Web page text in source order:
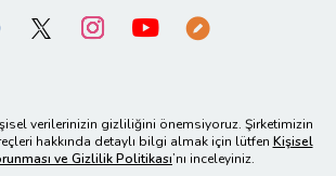
verilerinizin gizliliğini önemsiyoruz. Şirketimizin
hakkında detaylı bilgi almak için lütfen Kişisel
ve Gizlilik Politikası’nı inceleyiniz.